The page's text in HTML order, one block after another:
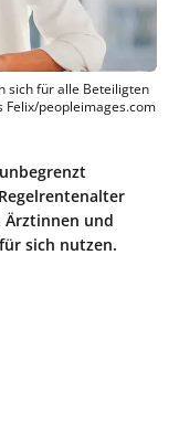
sich für alle Beteiligten
Felix/peopleimages.com
Ärztinnen und
sich nutzen.